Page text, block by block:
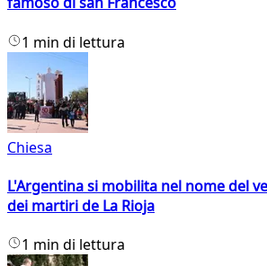
1 min di lettura
Chiesa
L'Argentina si mobilita nel nome del
dei martiri de La Rioja
1 min di lettura